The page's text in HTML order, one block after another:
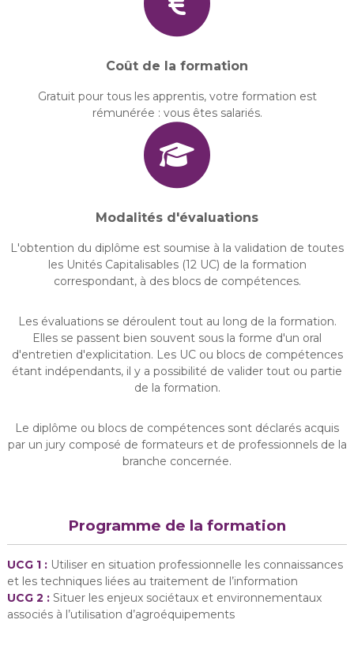
Coût de la formation
Gratuit pour tous les apprentis, votre formation est
rémunérée : vous êtes salariés.
Modalités d'évaluations
L'obtention du diplôme est soumise à la validation de toutes
les Unités Capitalisables (12 UC) de la formation
correspondant, à des blocs de compétences.
Les évaluations se déroulent tout au long de la formation.
Elles se passent bien souvent sous la forme d'un oral
d'entretien d'explicitation. Les UC ou blocs de compétences
étant indépendants, il y a possibilité de valider tout ou partie
de la formation.
Le diplôme ou blocs de compétences sont déclarés acquis
par un jury composé de formateurs et de professionnels de la
branche concernée.
Programme de la formation
UCG 1 :Utiliser en situation professionnelle les connaissances
et les techniques liées au traitement de l’information
UCG 2 :Situer les enjeux sociétaux et environnementaux
associés à l’utilisation d’agroéquipements